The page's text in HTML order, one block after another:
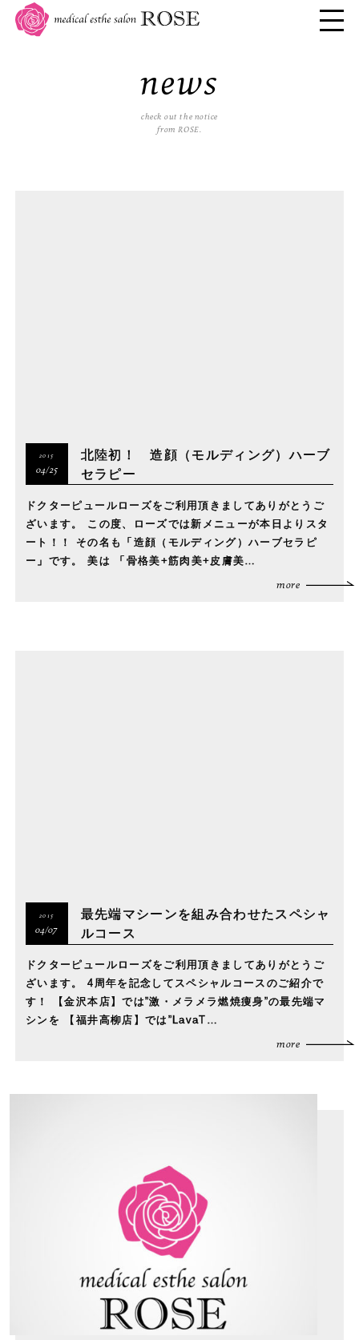
news
check out the notice
from ROSE.
2015
04/25
北陸初！ 造顔（モルディング）ハーブ
セラピー
ドクターピュールローズをご利用頂きましてありがとうご
ざいます。 この度、ローズでは新メニューが本日よりスタ
ート！！ その名も「造顔（モルディング）ハーブセラピ
ー」です。 美は 「骨格美+筋肉美+皮膚美…
more
2015
04/07
最先端マシーンを組み合わせたスペシャ
ルコース
ドクターピュールローズをご利用頂きましてありがとうご
ざいます。 4周年を記念してスペシャルコースのご紹介で
す！ 【金沢本店】では”激・メラメラ燃焼痩身”の最先端マ
シンを 【福井高柳店】では”LavaT…
more